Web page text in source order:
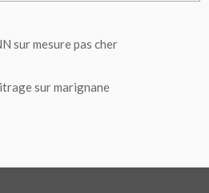
sur mesure pas cher
sur marignane